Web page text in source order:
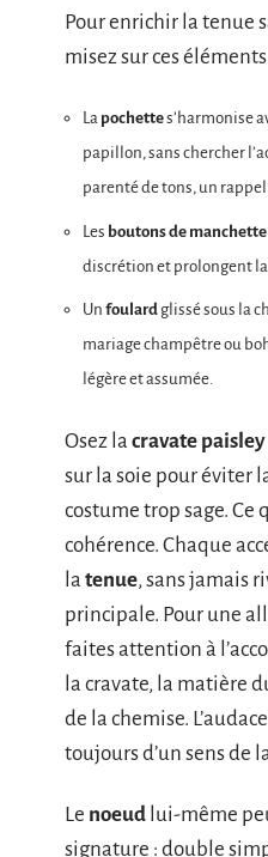
Pour enrichir la tenue
misez sur ces éléments
La pochettes’harmonise
papillon, sans chercher
parenté de tons, un
Les boutons de manchette
discrétion et prolongent la
Un foulard glissé sous la
mariage champêtre ou
légère et assumée.
Osez la cravate paisley
sur la soie pour éviter
costume trop sage. Ce
cohérence. Chaque
la tenue, sans jamais
principale. Pour une
faites attention à
la cravate, la matière
de la chemise.
toujours d’un sens de
Le noeud lui-même
signature : double